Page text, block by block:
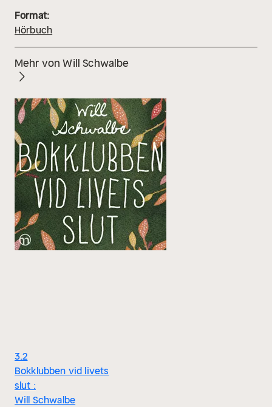
Format:
Hörbuch
Mehr von Will Schwalbe
3.2
Bokklubben vid livets
slut :
Will Schwalbe